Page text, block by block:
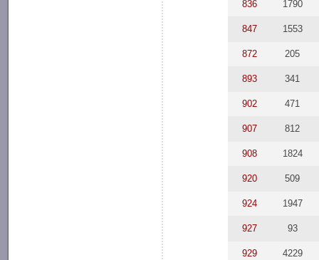
836 1790
847 1553
872 205
893 341
902 471
907 812
908 1824
920 509
924 1947
927 93
929 4229